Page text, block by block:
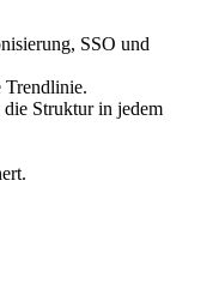
SSO und
Trendlinie.
Struktur in jedem